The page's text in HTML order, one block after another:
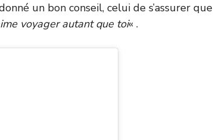
un bon conseil, celui de s’assurer que
voyager autant que toi« .